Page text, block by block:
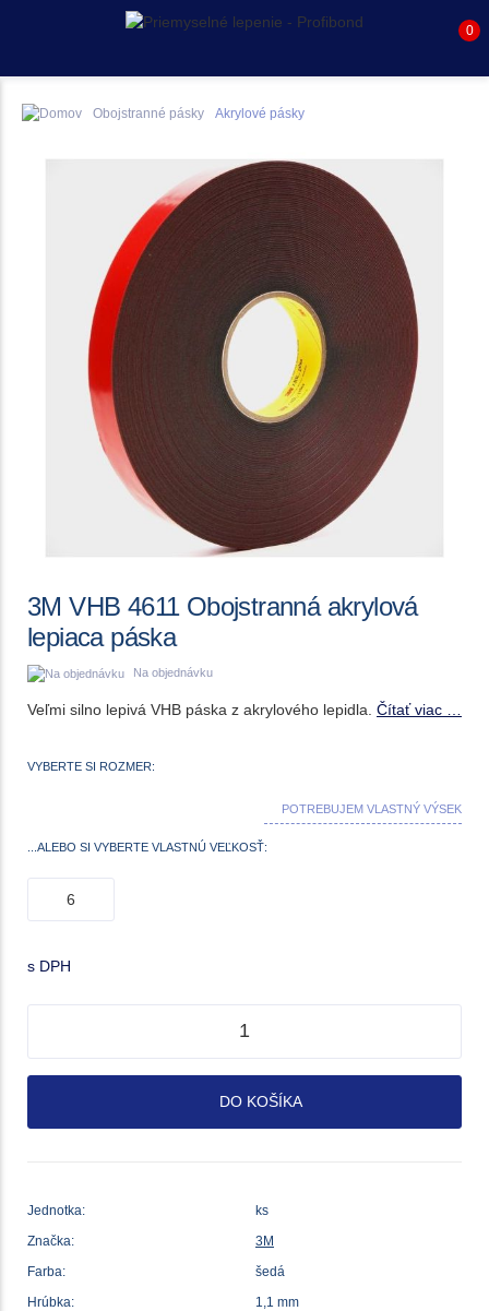
Obojstranné pásky Akrylové pásky
3M VHB 4611 Obojstranná akrylová
lepiaca páska
Na objednávku
Veľmi silno lepivá VHB páska z akrylového lepidla. Čítať viac …
VYBERTE SI ROZMER:
POTREBUJEM VLASTNÝ VÝSEK
...ALEBO SI VYBERTE VLASTNÚ VEĽKOSŤ:
s DPH
DO KOŠÍKA
Jednotka:
ks
Značka:
3M
Farba:
šedá
Hrúbka:
1,1 mm
0